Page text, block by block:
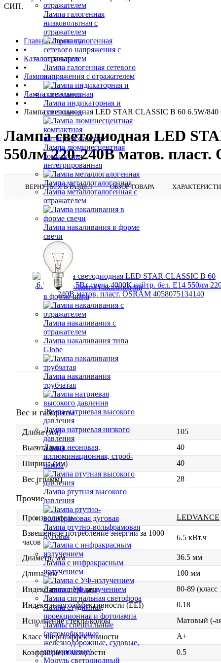
Лампа галогенная
низковольтная с
отражателем
Лампа галогенная сетевого
напряжения с отражателем
Лампа индикаторная и
сигнальная
Лампа люминесцентная
компактная
интегрированная
Лампа металлогалогенная
Лампа металлогалогенная с
отражателем
Лампа накаливания в форме
свечи
Лампа накаливания
в форме шара
Лампа накаливания с
отражателем
Лампа накаливания типа
Globe
Лампа накаливания
трубчатая
Лампа натриевая высокого
давления
Лампа натриевая низкого
давления
Лампа неоновая,
иллюминационная, строб-
лампа
Лампа ртутная высокого
давления
Лампа ртутно-вольфрамовая
дуговая
Лампа с инфракрасным
излучением
Лампа с УФ-излучением
Лампа сигнальная светофора
Лампа студийная,
проекционная и фотолампа
Лампы специальные
(автомобильные,
железнодорожные, судовые,
авиационные)
Модуль светодиодный
СИП.
Главная страница
•
Каталог товаров
•
Лампы
•
Лампа светодиодная
•
Лампа светодиодная LED STAR CLASSIC B 60 6.5W/
Лампа светодиодная LED
550лм 220-240В матов. пласт.
ВЕРНУТЬСЯ В РАЗДЕЛ ОБЗОР ТОВАРА
Вес и габариты
Длина (мм)
105
Высота (мм)
40
Ширина (мм)
40
Вес (грамм)
28
Прочие
Производитель
LEDVANCE
Взвешенное потребление энергии за 1000
часов
6.5 кВт.ч
Диаметр, мм
36.5 мм
Длина, мм
100 мм
Индекс цветопередачи
80-89 (класс
Индекс энергоэффективности (EEI)
0.18
Исполнение стекла/колбы
Матовый (-
Класс энергоэффективности
A+
Коэффициент мощности
0.5